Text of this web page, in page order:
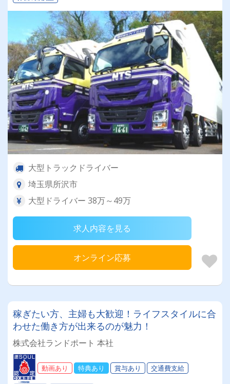
大型トラックドライバー
埼玉県所沢市
大型ドライバー 38万～49万
求人内容を見る
オンライン応募
稼ぎたい方、主婦も大歓迎！ライフスタイルに合
わせた働き方が出来るのが魅力！
株式会社ランドポート 本社
動画あり 特典あり 賞与あり 交通費支給